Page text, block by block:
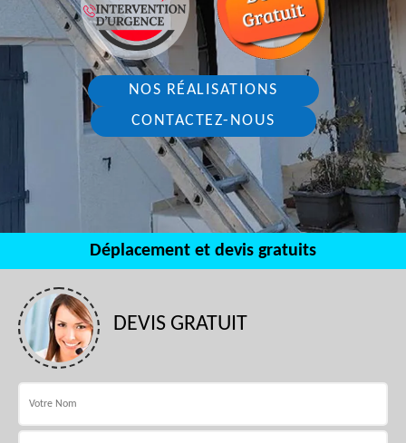
NOS RÉALISATIONS
CONTACTEZ-NOUS
Déplacement et devis gratuits
DEVIS GRATUIT